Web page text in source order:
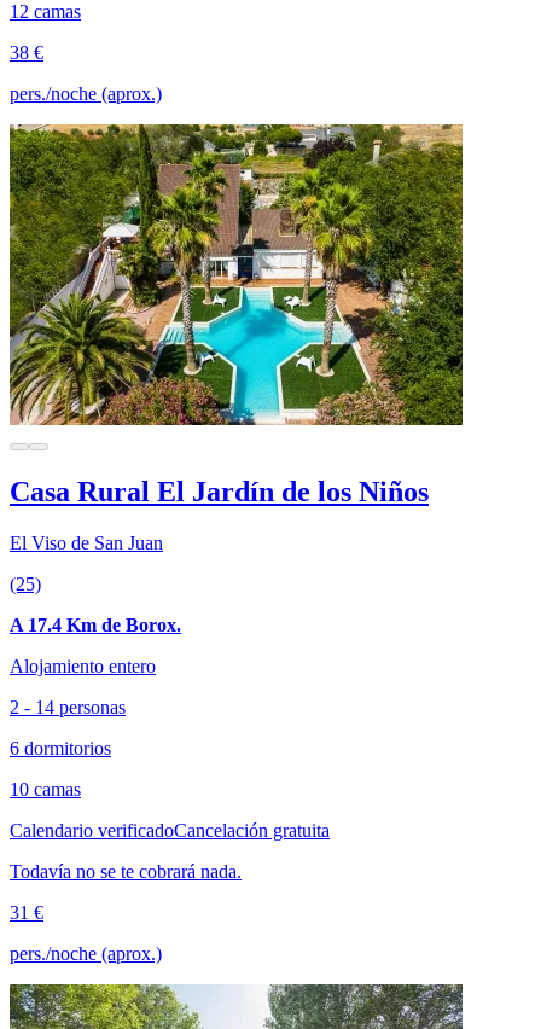
12 camas
38 €
pers./noche (aprox.)
Casa Rural El Jardín de los Niños
El Viso de San Juan
(25)
A 17.4 Km de Borox.
Alojamiento entero
2 - 14 personas
6 dormitorios
10 camas
Calendario verificadoCancelación gratuita
Todavía no se te cobrará nada.
31 €
pers./noche (aprox.)